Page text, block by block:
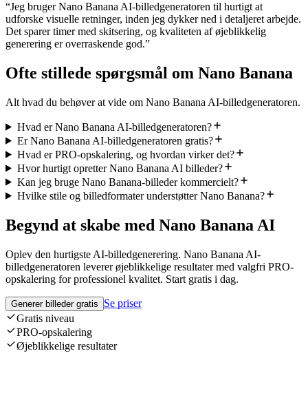
“Jeg bruger Nano Banana AI-billedgeneratoren til hurtigt at
udforske visuelle retninger, inden jeg dykker ned i detaljeret arbejde.
Det sparer timer med skitsering, og kvaliteten af øjeblikkelig
generering er overraskende god.”
Ofte stillede spørgsmål om Nano Banana
Alt hvad du behøver at vide om Nano Banana AI-billedgeneratoren.
Hvad er Nano Banana AI-billedgeneratoren?
Er Nano Banana AI-billedgeneratoren gratis?
Hvad er PRO-opskalering, og hvordan virker det?
Hvor hurtigt opretter Nano Banana AI billeder?
Kan jeg bruge Nano Banana-billeder kommercielt?
Hvilke stile og billedformater understøtter Nano Banana?
Begynd at skabe med Nano Banana AI
Oplev den hurtigste AI-billedgenerering. Nano Banana AI-
billedgeneratoren leverer øjeblikkelige resultater med valgfri PRO-
opskalering for professionel kvalitet. Start gratis i dag.
Generer billeder gratis
Se priser
Gratis niveau
PRO-opskalering
Øjeblikkelige resultater